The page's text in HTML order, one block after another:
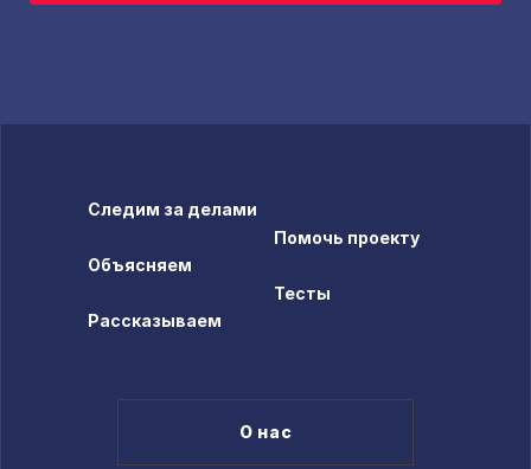
Следим за делами
Объясняем
Рассказываем
Помочь проекту
Тесты
О нас